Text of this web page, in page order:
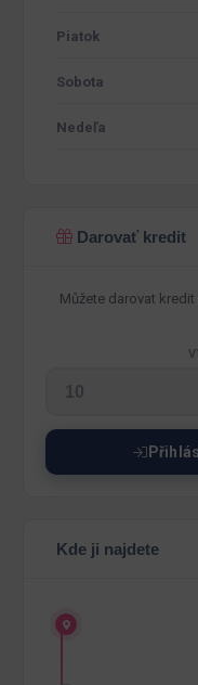
Piatok
Sobota
Nedeľa
Darovať kredit
Můžete darovat
Kde ji najdete